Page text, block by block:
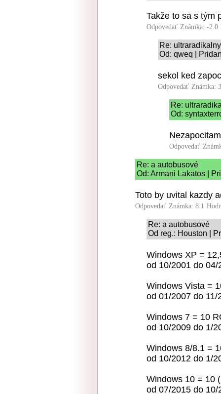
Takže to sa s tým
Odpovedať Známka: -2.0
Re:
Od: qweq |
sekol ked
Odpovedať Známka:
Re:
Od:
Odpovedať
Re: a autobusové
Od: Armani Lakatos |
Toto by uvital kazdy
Odpovedať Známka: 8.1
Re: a autobusové
Od reg.: Houston |
Windows XP =
od 10/2001 do 04/
Windows Vista =
od 01/2007 do 11/
Windows 7 = 10
od 10/2009 do 1/
Windows 8/8.1 =
od 10/2012 do 1/
Windows 10 = 10
od 07/2015 do